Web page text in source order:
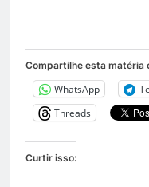
Compartilhe esta matéria
WhatsApp
Threads
Curtir isso: